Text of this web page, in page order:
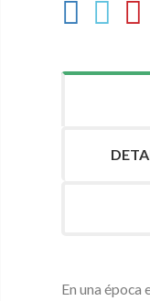
En una época